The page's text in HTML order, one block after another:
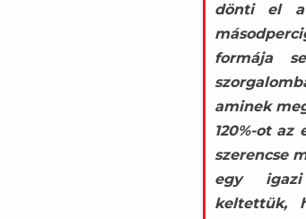
dönti el a
formája
aminek
120%-ot
szerencse
egy igazi
keltettük,